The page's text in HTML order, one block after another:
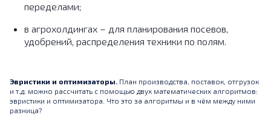
переделами;
в агрохолдингах – для планирования посевов,
удобрений, распределения техники по полям.
Эвристики и оптимизаторы. План производства, поставок, отгрузок
и т.д. можно рассчитать с помощью двух математических алгоритмов:
эвристики и оптимизатора. Что это за алгоритмы и в чём между ними
разница?